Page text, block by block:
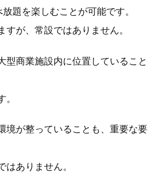
題を楽しむことが可能です。
が、常設ではありません。
型商業施設内に位置していること
境が整っていることも、重要な要
ありません。